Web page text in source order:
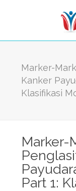
Marker-
Kanker
Klasifikasi
Marker-
Part 1: